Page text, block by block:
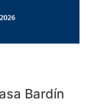
Bardín